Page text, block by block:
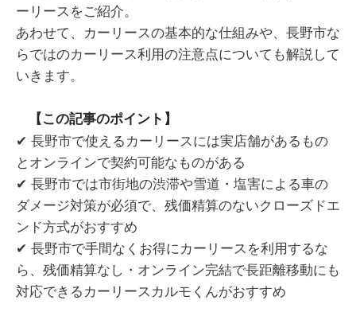
ーリースをご紹介。
あわせて、カーリースの基本的な仕組みや、長野市な
らではのカーリース利用の注意点についても解説して
いきます。
【この記事のポイント】
✔ 長野市で使えるカーリースには実店舗があるもの
とオンラインで契約可能なものがある
✔ 長野市では市街地の渋滞や雪道・塩害による車の
ダメージ対策が必須で、残価精算のないクローズドエ
ンド方式がおすすめ
✔ 長野市で手間なくお得にカーリースを利用するな
ら、残価精算なし・オンライン完結で長距離移動にも
対応できるカーリースカルモくんがおすすめ